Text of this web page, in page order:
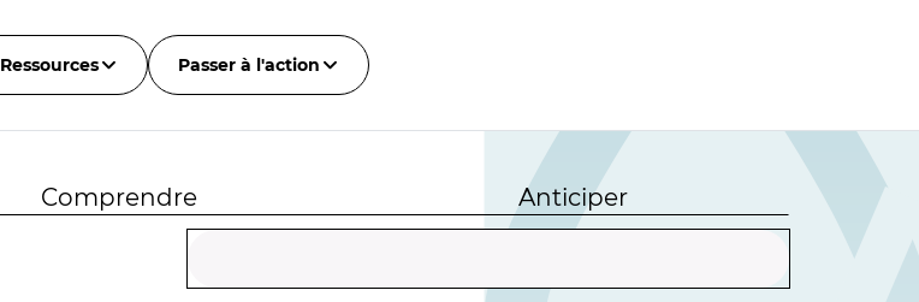
Ressources Passer à l'action
Comprendre Anticiper